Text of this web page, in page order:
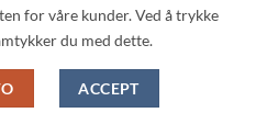
KONTAKT OSS
OM OSS
MIN KONTO ALL PRODUCTS
by Neo Tokyo Norway AS -With Love
Japan-
for våre kunder. Ved å trykke
du med dette.
ACCEPT